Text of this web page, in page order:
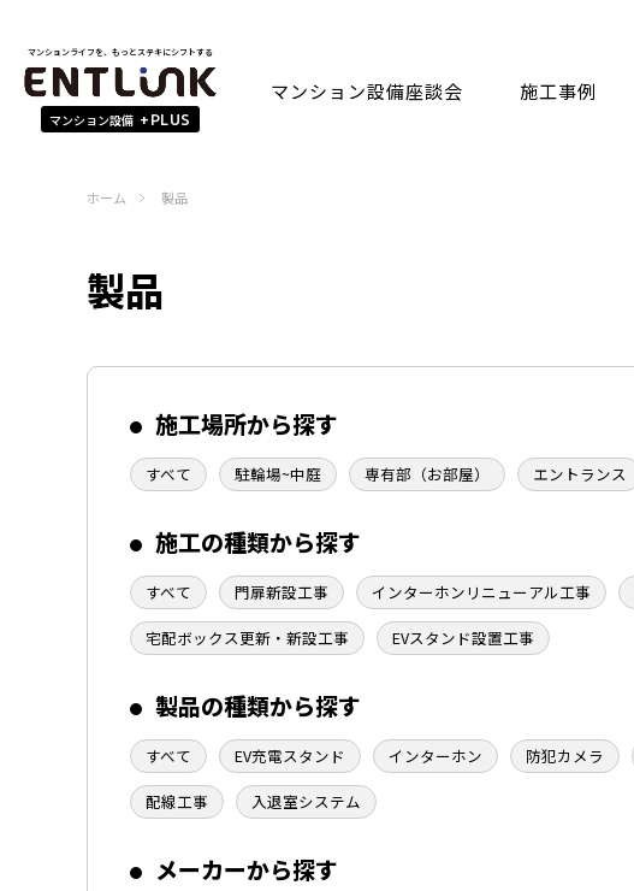
マンションライフを、もっとステキにシフトする
マンション設備 +PLUS
マンション設備座談会 施工事例
ホーム 製品
製品
施工場所から探す
すべて 駐輪場~中庭 専有部（お部屋） エントランス
施工の種類から探す
すべて 門扉新設工事 インターホンリニューアル工事
宅配ボックス更新・新設工事
EVスタンド設置工事
製品の種類から探す
すべて EV充電スタンド インターホン 防犯カメラ
配線工事
入退室システム
メーカーから探す